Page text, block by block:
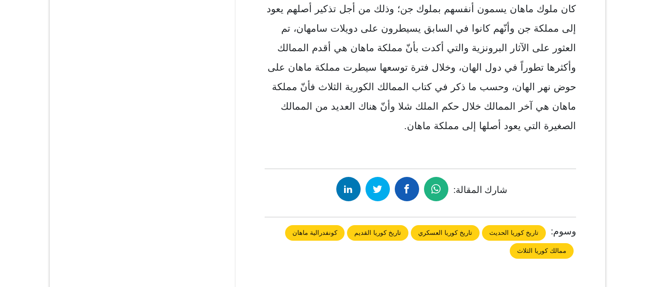
كان ملوك ماهان يسمون أنفسهم بملوك جن؛ وذلك من أجل تذكير أصلهم يعود
إلى مملكة جن وأنّهم كانوا في السابق يسيطرون على دويلات سامهان، تم
العثور على الآثار البرونزية والتي أكدت بأنّ مملكة ماهان هي أقدم الممالك
وأكثرها تطوراً في دول الهان، وخلال فترة توسعها سيطرت مملكة ماهان على
حوض نهر الهان، وحسب ما ذكر في كتاب الممالك الكورية الثلاث فأنّ مملكة
ماهان هي آخر الممالك خلال حكم الملك شلا وأنّ هناك العديد من الممالك
الصغيرة التي يعود أصلها إلى مملكة ماهان.
شارك المقالة:
وسوم: تاريخ كوريا الحديث تاريخ كوريا العسكري تاريخ كوريا القديم كونفدرالية ماهان
ممالك كوريا الثلاث